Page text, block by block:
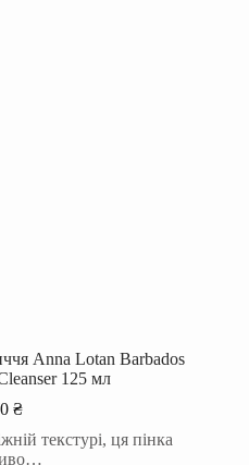
Anna Lotan Barbados
125 мл
₴
текстурі, ця пінка